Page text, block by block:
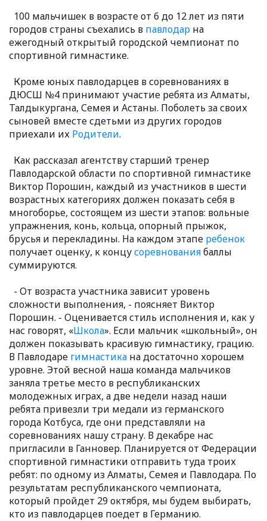
100 мальчишек в возрасте от 6 до 12 лет из пяти
городов страны съехались в павлодар на
ежегодный открытый городской чемпионат по
спортивной гимнастике.
Кроме юных павлодарцев в соревнованиях в
ДЮСШ №4 принимают участие ребята из Алматы,
Талдыкургана, Семея и Астаны. Поболеть за своих
сыновей вместе сдетьми из других городов
приехали их Родители.
Как рассказал агентству старший тренер
Павлодарской области по спортивной гимнастике
Виктор Порошин, каждый из участников в шести
возрастных категориях должен показать себя в
многоборье, состоящем из шести этапов: вольные
упражнения, конь, кольца, опорный прыжок,
брусья и перекладины. На каждом этапе ребенок
получает оценку, к концусоревнованиябаллы
суммируются.
- От возраста участника зависит уровень
сложности выполнения, - поясняет Виктор
Порошин. - Оценивается стиль исполнения и, как у
нас говорят, «Школа». Если мальчик «школьный», он
должен показывать красивую гимнастику, грацию.
В Павлодаре гимнастика на достаточно хорошем
уровне. Этой весной наша команда мальчиков
заняла третье место в республиканских
молодежных играх, а две недели назад наши
ребята привезли три медали из германского
города Котбуса, где они представляли на
соревнованиях нашу страну. В декабре нас
пригласили в Ганновер. Планируется от Федерации
спортивной гимнастики отправить туда троих
ребят: по одному из Алматы, Семея и Павлодара. По
результатам республиканского чемпионата,
который пройдет 29 октября, мы будем выбирать,
кто из павлодарцев поедет в Германию.